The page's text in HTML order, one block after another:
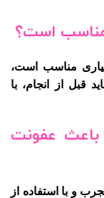
مناسب است،
قبل از انجام، با
باعث عفونت
و با استفاده از